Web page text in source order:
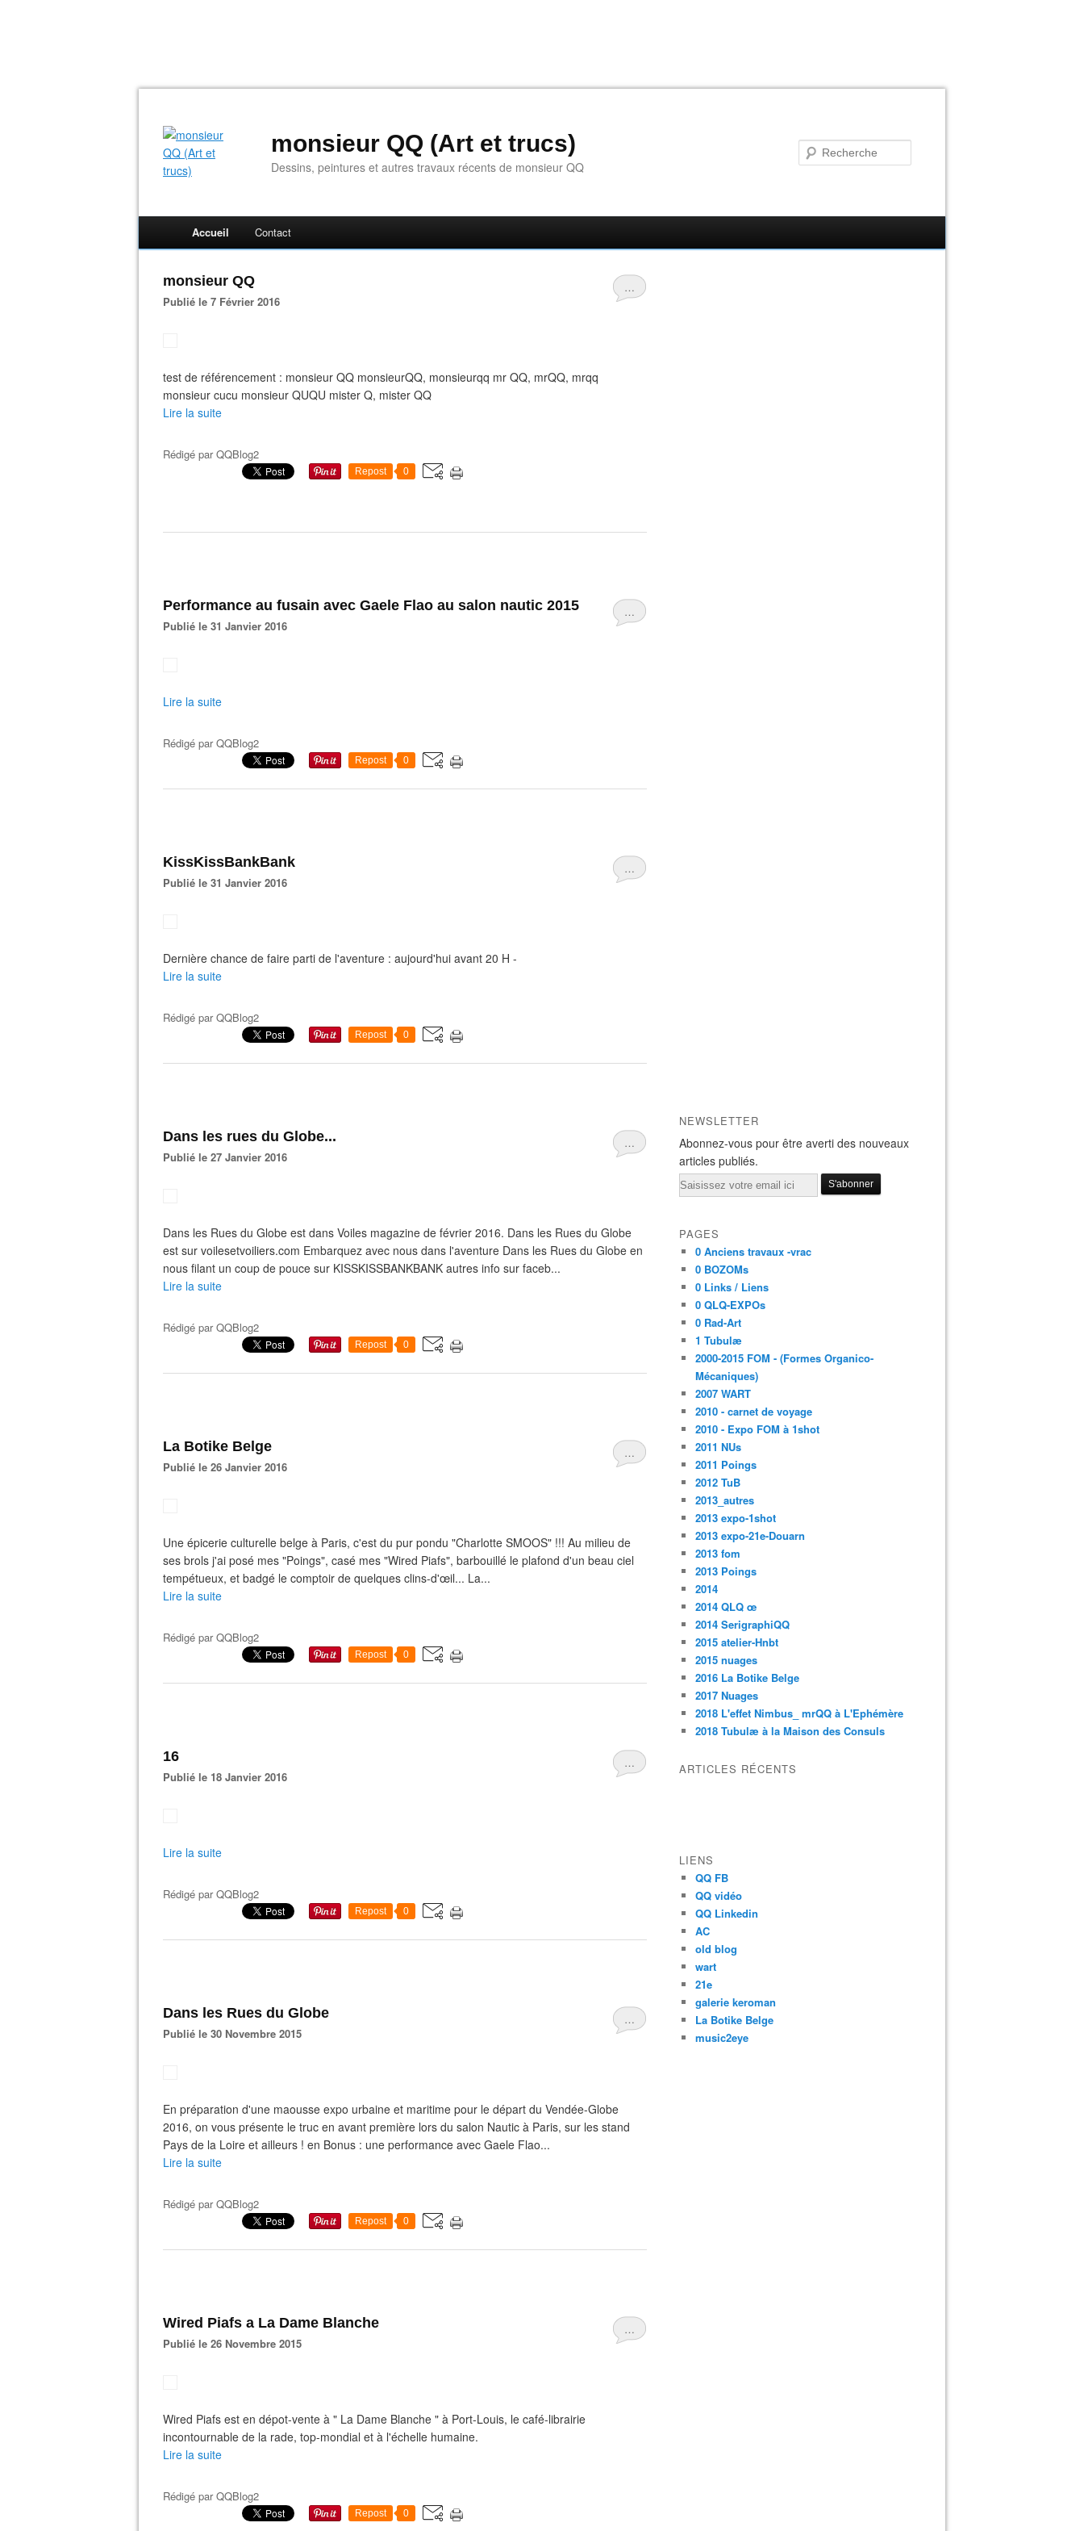
monsieur QQ (Art et trucs)
Dessins, peintures et autres travaux récents de monsieur QQ
Accueil Contact
…
monsieur QQ
Publié le 7 Février 2016
test de référencement : monsieur QQ monsieurQQ, monsieurqq mr QQ, mrQQ, mrqq
monsieur cucu monsieur QUQU mister Q, mister QQ
Lire la suite
Rédigé parQQBlog2
Repost 0
…
Performance au fusain avec Gaele Flao au salon nautic 2015
Publié le 31 Janvier 2016
Lire la suite
Rédigé parQQBlog2
Repost 0
…
KissKissBankBank
Publié le 31 Janvier 2016
Dernière chance de faire parti de l'aventure : aujourd'hui avant 20 H -
Lire la suite
Rédigé parQQBlog2
Repost 0
…
Dans les rues du Globe...
Publié le 27 Janvier 2016
Dans les Rues du Globe est dans Voiles magazine de février 2016. Dans les Rues du Globe
est sur voilesetvoiliers.com Embarquez avec nous dans l'aventure Dans les Rues du Globe en
nous filant un coup de pouce sur KISSKISSBANKBANK autres info sur faceb...
Lire la suite
Rédigé parQQBlog2
Repost 0
…
La Botike Belge
Publié le 26 Janvier 2016
Une épicerie culturelle belge à Paris, c'est du pur pondu "Charlotte SMOOS" !!! Au milieu de
ses brols j'ai posé mes "Poings", casé mes "Wired Piafs", barbouillé le plafond d'un beau ciel
tempétueux, et badgé le comptoir de quelques clins-d'œil... La...
Lire la suite
Rédigé parQQBlog2
Repost 0
…
16
Publié le 18 Janvier 2016
Lire la suite
Rédigé parQQBlog2
Repost 0
…
Dans les Rues du Globe
Publié le 30 Novembre 2015
En préparation d'une maousse expo urbaine et maritime pour le départ du Vendée-Globe
2016, on vous présente le truc en avant première lors du salon Nautic à Paris, sur les stand
Pays de la Loire et ailleurs ! en Bonus : une performance avec Gaele Flao...
Lire la suite
Rédigé parQQBlog2
Repost 0
…
Wired Piafs a La Dame Blanche
Publié le 26 Novembre 2015
Wired Piafs est en dépot-vente à " La Dame Blanche " à Port-Louis, le café-librairie
incontournable de la rade, top-mondial et à l'échelle humaine.
Lire la suite
Rédigé parQQBlog2
Repost 0
NEWSLETTER
Abonnez-vous pour être averti des nouveaux
articles publiés.
Email
PAGES
0 Anciens travaux -vrac
0 BOZOMs
0 Links / Liens
0 QLQ-EXPOs
0 Rad-Art
1 Tubulæ
2000-2015 FOM - (Formes Organico-
Mécaniques)
2007 WART
2010 - carnet de voyage
2010 - Expo FOM à 1shot
2011 NUs
2011 Poings
2012 TuB
2013_autres
2013 expo-1shot
2013 expo-21e-Douarn
2013 fom
2013 Poings
2014
2014 QLQ œ
2014 SerigraphiQQ
2015 atelier-Hnbt
2015 nuages
2016 La Botike Belge
2017 Nuages
2018 L'effet Nimbus_ mrQQ à L'Ephémère
2018 Tubulæ à la Maison des Consuls
ARTICLES RÉCENTS
LIENS
QQ FB
QQ vidéo
QQ Linkedin
AC
old blog
wart
21e
galerie keroman
La Botike Belge
music2eye